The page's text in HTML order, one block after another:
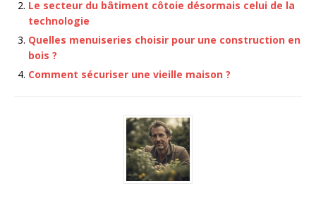
Le secteur du bâtiment côtoie désormais celui de la
technologie
Quelles menuiseries choisir pour une construction en
bois ?
Comment sécuriser une vieille maison ?